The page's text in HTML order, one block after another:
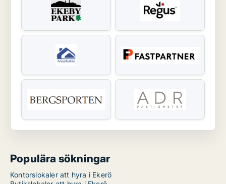
Populära sökningar
Kontorslokaler att hyra i Ekerö